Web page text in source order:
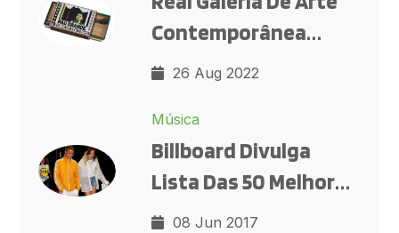
Contemporânea
Reúne Obras De Di
MMM E Darcilio De
Paula Lima Em
Copacabana
26 Aug 2022
Música
Billboard Divulga
Lista Das 50 Melhores
Músicas De 2017
08 Jun 2017